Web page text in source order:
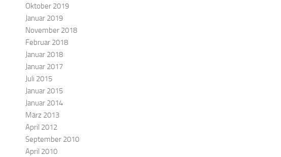
Oktober 2019
Januar 2019
November 2018
Februar 2018
Januar 2018
Januar 2017
Juli 2015
Januar 2015
Januar 2014
März 2013
April 2012
September 2010
April 2010